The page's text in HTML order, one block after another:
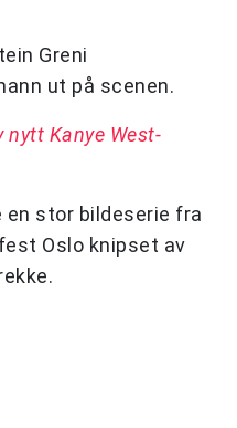
Greni
ut på scenen.
nytt Kanye West-
en stor bildeserie fra
Oslo knipset av